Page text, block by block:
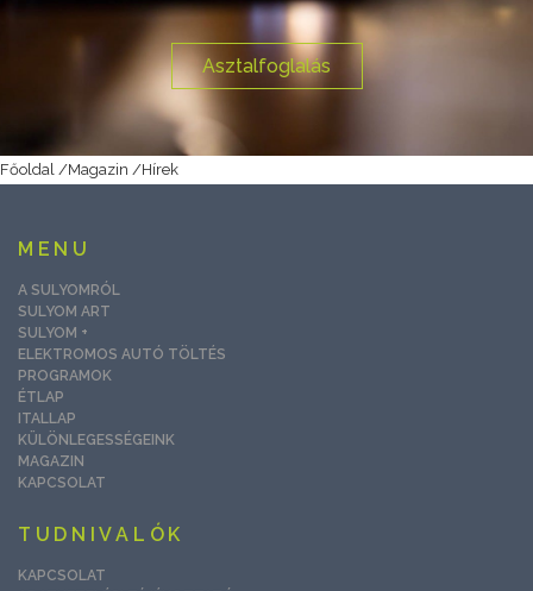
Asztalfoglalás
Főoldal /Magazin /Hírek
MENU
A SULYOMRÓL
SULYOM ART
SULYOM +
ELEKTROMOS AUTÓ TÖLTÉS
PROGRAMOK
ÉTLAP
ITALLAP
KÜLÖNLEGESSÉGEINK
MAGAZIN
KAPCSOLAT
TUDNIVALÓK
KAPCSOLAT